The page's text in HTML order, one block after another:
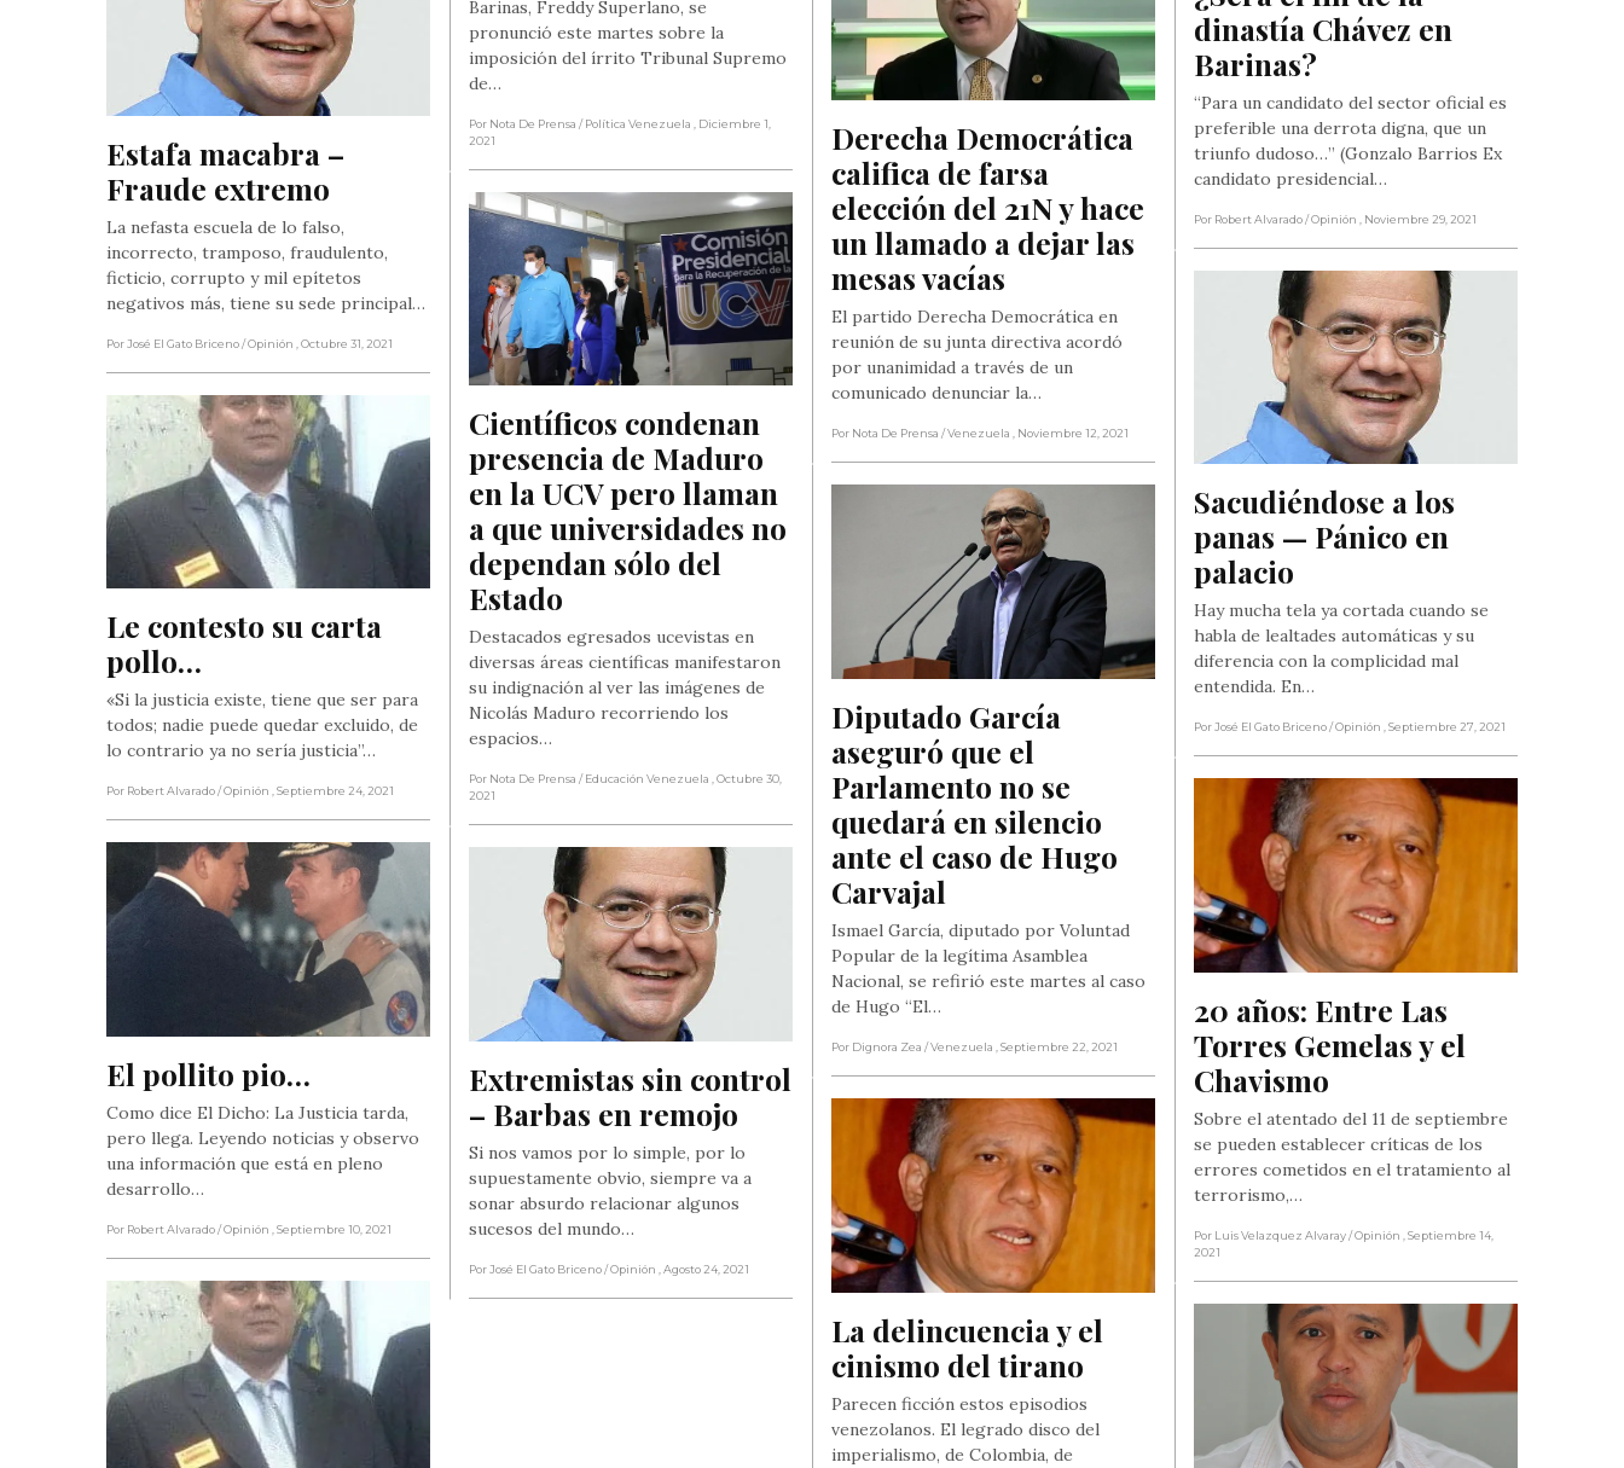
Barinas, Freddy Superlano, se
pronunció este martes sobre la
imposición del írrito Tribunal Supremo
de…
Por Nota De Prensa / Política Venezuela
, Diciembre 1,
2021
dinastía Chávez en
Barinas?
“Para un candidato del sector oficial es
preferible una derrota digna, que un
triunfo dudoso…” (Gonzalo Barrios Ex
candidato presidencial…
Por Robert Alvarado/ Opinión , Noviembre 29, 2021
Derecha Democrática
califica de farsa
elección del 21N y hace
un llamado a dejar las
mesas vacías
El partido Derecha Democrática en
reunión de su junta directiva acordó
por unanimidad a través de un
comunicado denunciar la…
Por Nota De Prensa / Venezuela , Noviembre 12, 2021
Estafa macabra –
Fraude extremo
La nefasta escuela de lo falso,
incorrecto, tramposo, fraudulento,
ficticio, corrupto y mil epítetos
negativos más, tiene su sede principal…
Por José El Gato Briceno/ Opinión , Octubre 31, 2021
Científicos condenan
presencia de Maduro
en la UCV pero llaman
a que universidades no
dependan sólo del
Estado
Destacados egresados ucevistas en
diversas áreas científicas manifestaron
su indignación al ver las imágenes de
Nicolás Maduro recorriendo los
espacios…
Por Nota De Prensa / Educación Venezuela , Octubre 30,
2021
Sacudiéndose a los
panas — Pánico en
palacio
Hay mucha tela ya cortada cuando se
habla de lealtades automáticas y su
diferencia con la complicidad mal
entendida. En…
Por José El Gato Briceno/ Opinión , Septiembre 27, 2021
Le contesto su carta
pollo…
«Si la justicia existe, tiene que ser para
todos; nadie puede quedar excluido, de
lo contrario ya no sería justicia”…
Por Robert Alvarado/ Opinión , Septiembre 24, 2021
Diputado García
aseguró que el
Parlamento no se
quedará en silencio
ante el caso de Hugo
Carvajal
Ismael García, diputado por Voluntad
Popular de la legítima Asamblea
Nacional, se refirió este martes al caso
de Hugo “El…
Por Dignora Zea / Venezuela , Septiembre 22, 2021
20 años: Entre Las
Torres Gemelas y el
Chavismo
Sobre el atentado del 11 de septiembre
se pueden establecer críticas de los
errores cometidos en el tratamiento al
terrorismo,…
Por Luis Velazquez Alvaray/ Opinión
, Septiembre 14,
2021
El pollito pio…
Como dice El Dicho: La Justicia tarda,
pero llega. Leyendo noticias y observo
una información que está en pleno
desarrollo…
Por Robert Alvarado/ Opinión , Septiembre 10, 2021
Extremistas sin control
– Barbas en remojo
Si nos vamos por lo simple, por lo
supuestamente obvio, siempre va a
sonar absurdo relacionar algunos
sucesos del mundo…
Por José El Gato Briceno/ Opinión , Agosto 24, 2021
La delincuencia y el
cinismo del tirano
Parecen ficción estos episodios
venezolanos. El legrado disco del
imperialismo, de Colombia, de